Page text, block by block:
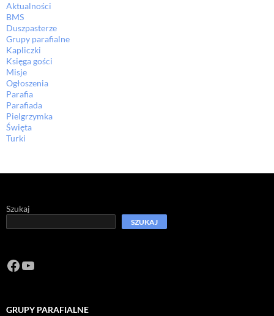
Aktualności
BMS
Duszpasterze
Grupy parafialne
Kapliczki
Księga gości
Misje
Ogłoszenia
Parafia
Parafiada
Pielgrzymka
Święta
Turki
Szukaj
SZUKAJ
Facebook
https://www.youtube.com/channel/
GRUPY PARAFIALNE